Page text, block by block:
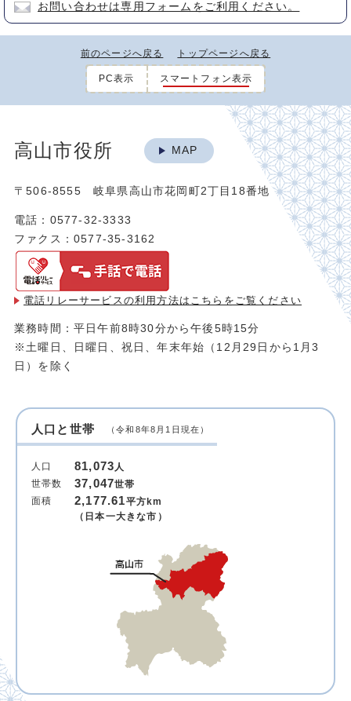
お問い合わせは専用フォームをご利用ください。
前のページへ戻る トップページへ戻る
PC表示 スマートフォン表示
高山市役所 MAP
〒506-8555 岐阜県高山市花岡町2丁目18番地
電話：0577-32-3333
ファクス：0577-35-3162
電話リレーサービスの利用方法は こちらをご覧ください
業務時間：平日午前8時30分から午後5時15分
※土曜日、日曜日、祝日、年末年始（12月29日から1月3
日）を除く
人口と世帯 （令和8年8月1日現在）
人口 81,073人
世帯数
37,047世帯
面積
2,177.61平方km
（日本一大きな市）